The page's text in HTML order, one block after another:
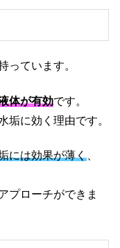
っています。
体が有効です。
垢に効く理由です。
には効果が薄く
プローチができま